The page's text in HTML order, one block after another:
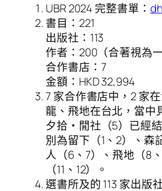
UBR 2024 完整書單：
書目：221
出版社：113
作者：200（合著視為一
合作書店：7
金額：HKD 32,994
7 家合作書店中，2 家
龍、飛地在台北，當中
夕拾・閒社（5）已經
別為留下（1、2）、森
人（6、7）、飛地（8
（11、12）。
選書所及的 113 家出版